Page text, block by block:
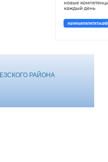
РАЙОНА